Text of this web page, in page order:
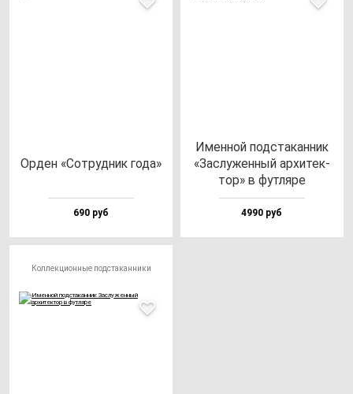
Орден «Сот­руд­ник го­да»
690 руб
Имен­ной под­ста­кан­ник
«Зас­лу­жен­ный ар­хи­тек­
тор» в фут­ля­ре
4990 руб
Коллекционные подстаканники